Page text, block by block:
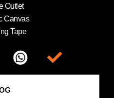
Outlet
Canvas
Tape